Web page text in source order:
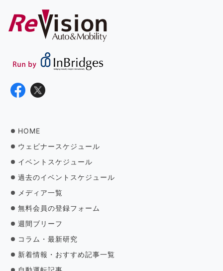
HOME
ウェビナースケジュール
イベントスケジュール
過去のイベントスケジュール
メディア一覧
無料会員の登録フォーム
週間ブリーフ
コラム・最新研究
新着情報・おすすめ記事一覧